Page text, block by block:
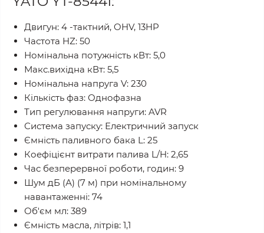
Двигун: 4 -тактний, OHV, 13HP
Частота HZ: 50
Номінальна потужність кВт: 5,0
Макс.вихідна кВт: 5,5
Номінальна напруга V: 230
Кількість фаз: Однофазна
Тип регулювання напруги: AVR
Система запуску: Електричний запуск
Ємність паливного бака L: 25
Коефіцієнт витрати палива L/H: 2,65
Час безперервної роботи, годин: 9
Шум дБ (А) (7 м) при номінальному
навантаженні: 74
Об'єм мл: 389
Ємність масла, літрів: 1,1